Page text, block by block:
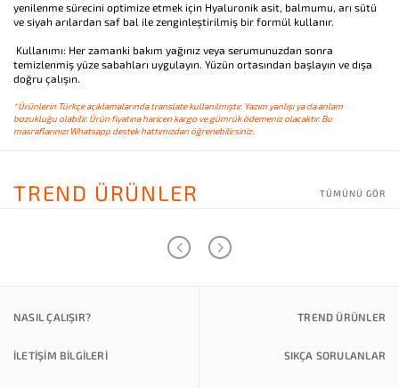
yenilenme sürecini optimize etmek için Hyaluronik asit, balmumu, arı sütü
ve siyah arılardan saf bal ile zenginleştirilmiş bir formül kullanır.
Kullanımı: Her zamanki bakım yağınız veya serumunuzdan sonra
temizlenmiş yüze sabahları uygulayın. Yüzün ortasından başlayın ve dışa
doğru çalışın.
*Ürünlerin Türkçe açıklamalarında translate kullanılmıştır. Yazım yanlışı ya da anlam
bozukluğu olabilir. Ürün fiyatına haricen kargo ve gümrük ödemeniz olacaktır. Bu
masraflarınızı Whatsapp destek hattımızdan öğrenebilirsiniz.
TREND ÜRÜNLER TÜMÜNÜ GÖR
NASIL ÇALIŞIR? TREND ÜRÜNLER
İLETİŞİM BİLGİLERİ SIKÇA SORULANLAR